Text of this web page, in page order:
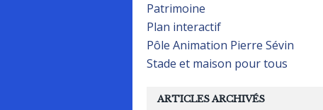
Patrimoine
Plan interactif
Pôle Animation Pierre Sévin
Stade et maison pour tous
ARTICLES ARCHIVÉS